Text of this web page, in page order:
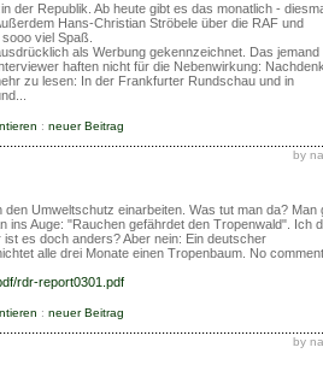
der Republik. Ab heute gibt es das monatlich -
Hans-Christian Ströbele über die RAF und
viel Spaß.
als Werbung gekennzeichnet. Das jemand
haften nicht für die Nebenwirkung:
zu lesen: In der Frankfurter Rundschau und in
: neuer Beitrag
by
den Umweltschutz einarbeiten. Was tut man da? Man
ins Auge: "Rauchen gefährdet den Tropenwald". Ich
es doch anders? Aber nein: Ein deutscher
alle drei Monate einen Tropenbaum. No
rdr-report0301.pdf
: neuer Beitrag
by